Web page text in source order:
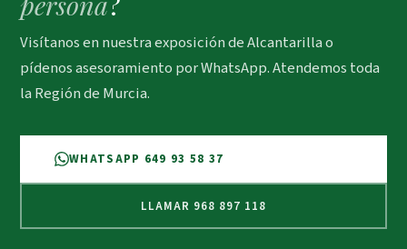
Visítanos en nuestra exposición de Alcantarilla o
pídenos asesoramiento por WhatsApp. Atendemos toda
la Región de Murcia.
WHATSAPP 649 93 58 37
LLAMAR 968 897 118